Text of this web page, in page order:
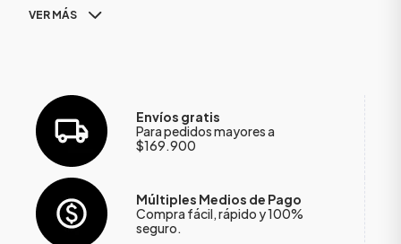
VER MÁS
Envíos gratis
Para pedidos mayores a
$169.900
Múltiples Medios de Pago
Compra fácil, rápido y 100%
seguro.